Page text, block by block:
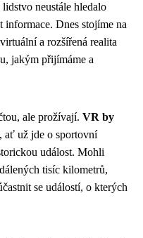
neustále hledalo
Dnes stojíme na
a rozšířená realita
jakým přijímáme a
ale prožívají. VR by
, ať už jde o sportovní
událost. Mohli
tisíc kilometrů,
se událostí, o kterých